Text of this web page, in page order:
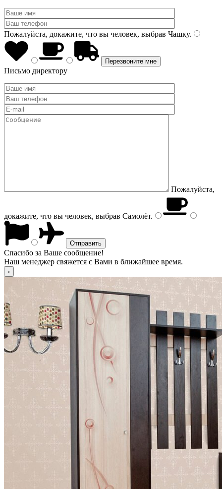
Пожалуйста, докажите, что вы человек, выбрав Чашку.
Письмо директору
Пожалуйста,
докажите, что вы человек, выбрав Самолёт.
Спасибо за Ваше сообщение!
Наш менеджер свяжется с Вами в ближайшее время.